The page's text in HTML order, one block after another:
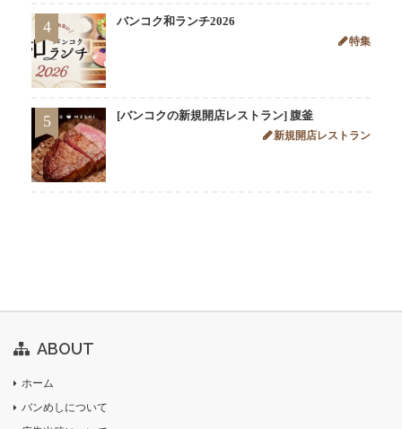
4 バンコク和ランチ2026
特集
5 [バンコクの新規開店レストラン] 腹釜
新規開店レストラン
ABOUT
ホーム
バンめしについて